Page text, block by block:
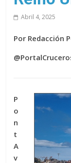
Abril 4, 2025
Por Redacción
P
o
n
t
A
v